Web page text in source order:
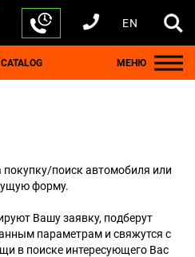
440 212 5612
63 445 8605
701 784 4450
17 337 2065
EN
CATALOG МЕНЮ
поиск автомобиля или
форму.
Вашу заявку, подберут
параметрам и свяжутся с
в поиске интересующего Вас